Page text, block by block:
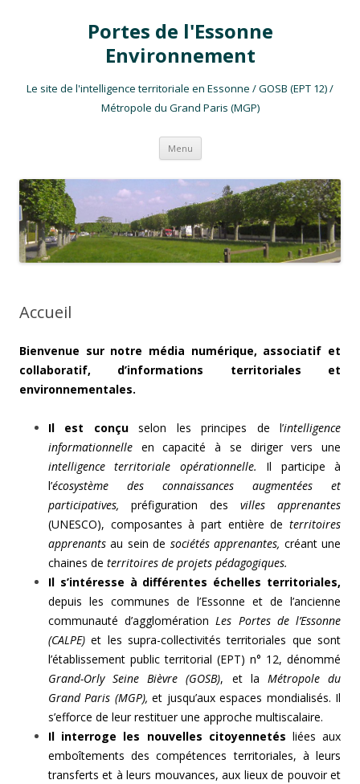
Portes de l'Essonne
Environnement
Le site de l'intelligence territoriale en Essonne / GOSB (EPT 12) /
Métropole du Grand Paris (MGP)
Menu Aller au contenu
Accueil
Bienvenue sur notre média numérique, associatif et
collaboratif, d’informations territoriales et
environnementales.
Il est conçuselon les principes de l’intelligence
informationnelle en capacité à se diriger vers une
intelligence territoriale
opérationnelle. Il participe à
l’écosystème des connaissances augmentées et
participatives, préfiguration des villes apprenantes
(UNESCO), composantes à part entière de territoires
apprenants au sein de sociétés apprenantes, créant une
chaines de territoires de projets pédagogiques.
Il s’intéresse à différentes échelles territoriales,
depuis les communes de l’Essonne et de l’ancienne
communauté d’agglomérationLes Portes de l’Essonne
(CALPE)et les supra-collectivités territoriales que sont
l’établissement public territorial (EPT) n° 12, dénommé
Grand-Orly Seine Bièvre (GOSB), et la Métropole du
Grand Paris (MGP),et jusqu’aux espaces mondialisés. Il
s’efforce de leur restituer une approche multiscalaire.
Il interroge les nouvelles citoyennetés liées aux
emboîtements des compétences territoriales, à leurs
transferts et à leurs mouvances, aux lieux de pouvoir et